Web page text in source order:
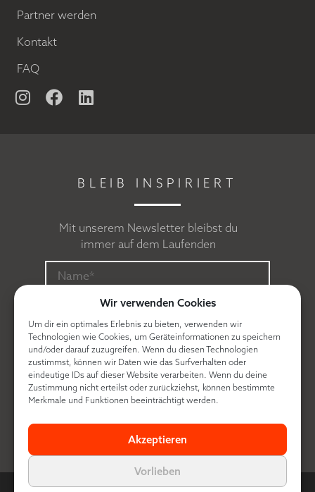
Wir verwenden Cookies
Um dir ein optimales Erlebnis zu bieten, verwenden wir
Technologien wie Cookies, um Geräteinformationen zu speichern
und/oder darauf zuzugreifen. Wenn du diesen Technologien
zustimmst, können wir Daten wie das Surfverhalten oder
eindeutige IDs auf dieser Website verarbeiten. Wenn du deine
Zustimmung nicht erteilst oder zurückziehst, können bestimmte
Merkmale und Funktionen beeinträchtigt werden.
Akzeptieren
Vorlieben
Partner werden
Kontakt
FAQ
BLEIB INSPIRIERT
Mit unserem Newsletter bleibst du
immer auf dem Laufenden
Ich erkläre mich mit derDatenschutzerklärung
© Contra made by